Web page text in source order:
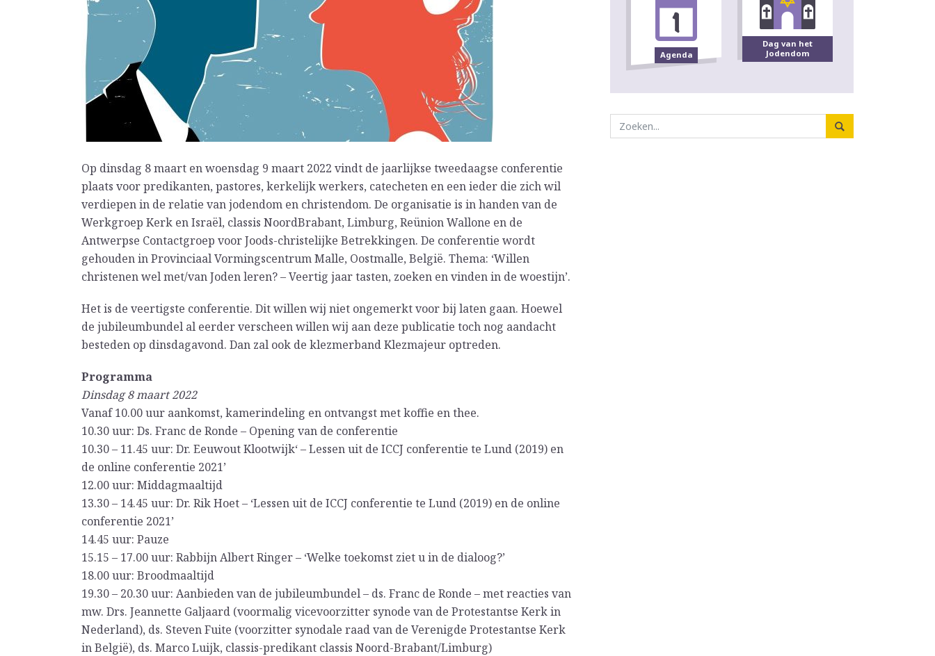
Op dinsdag 8 maart en woensdag 9 maart 2022 vindt de jaarlijkse tweedaagse conferentie
plaats voor predikanten, pastores, kerkelijk werkers, catecheten en een ieder die zich wil
verdiepen in de relatie van jodendom en christendom. De organisatie is in handen van de
Werkgroep Kerk en Israël, classis NoordBrabant, Limburg, Reünion Wallone en de
Antwerpse Contactgroep voor Joods-christelijke Betrekkingen. De conferentie wordt
gehouden in Provinciaal Vormingscentrum Malle, Oostmalle, België. Thema: ‘Willen
christenen wel met/van Joden leren? – Veertig jaar tasten, zoeken en vinden in de woestijn’.
Het is de veertigste conferentie. Dit willen wij niet ongemerkt voor bij laten gaan. Hoewel
de jubileumbundel al eerder verscheen willen wij aan deze publicatie toch nog aandacht
besteden op dinsdagavond. Dan zal ook de klezmerband Klezmajeur optreden.
Programma
Dinsdag 8 maart 2022
Vanaf 10.00 uur aankomst, kamerindeling en ontvangst met koffie en thee.
10.30 uur: Ds. Franc de Ronde – Opening van de conferentie
10.30 – 11.45 uur: Dr. Eeuwout Klootwijk‘ – Lessen uit de ICCJ conferentie te Lund (2019) en
de online conferentie 2021’
12.00 uur: Middagmaaltijd
13.30 – 14.45 uur: Dr. Rik Hoet – ‘Lessen uit de ICCJ conferentie te Lund (2019) en de online
conferentie 2021’
14.45 uur: Pauze
15.15 – 17.00 uur: Rabbijn Albert Ringer – ‘Welke toekomst ziet u in de dialoog?’
18.00 uur: Broodmaaltijd
19.30 – 20.30 uur: Aanbieden van de jubileumbundel – ds. Franc de Ronde – met reacties van
mw. Drs. Jeannette Galjaard (voormalig vicevoorzitter synode van de Protestantse Kerk in
Nederland), ds. Steven Fuite (voorzitter synodale raad van de Verenigde Protestantse Kerk
in België), ds. Marco Luijk, classis-predikant classis Noord-Brabant/Limburg)
Agenda
Dag van het
Jodendom